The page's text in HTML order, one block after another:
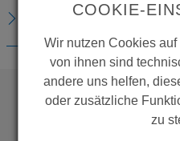
DOWNLOADS
WOLLEN
COOKIE-
Wir nutzen Cookies
von ihnen sind
andere uns helfen,
oder zusätzliche
zu